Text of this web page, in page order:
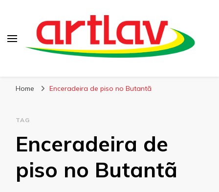
Home Enceradeira de piso no Butantã
TAG
Enceradeira de
piso no Butantã